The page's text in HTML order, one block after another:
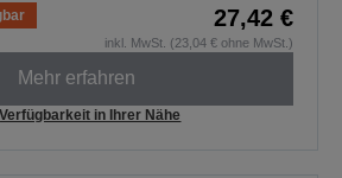
27,42 €
inkl. MwSt. (23,04 € ohne MwSt.)
Mehr erfahren
Verfügbarkeit in Ihrer Nähe